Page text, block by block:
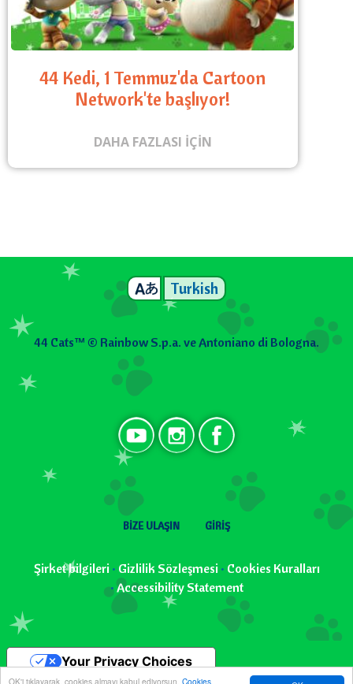
OK'i tıklayarak, cookies almayı kabul ediyorsun. Cookies
44 Kedi, 1 Temmuz'da Cartoon
Network'te başlıyor!
DAHA FAZLASI IÇIN
44 Cats™ © Rainbow S.p.a. ve Antoniano di Bologna.
Social TR
Turkish
User menu
BIZE ULAŞIN GIRIŞ
Şirket bilgileri• Gizlilik Sözleşmesi• Cookies Kuralları
• Accessibility Statement
Your Privacy Choices